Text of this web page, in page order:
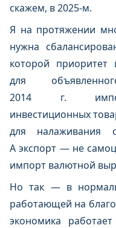
скажем, в 2025-м.
Я на протяжении
нужна
которой
для
2014 г.
инвестиционных
для налаживания
А экспорт — не
импорт валютной
Но так — в
работающей на
экономика